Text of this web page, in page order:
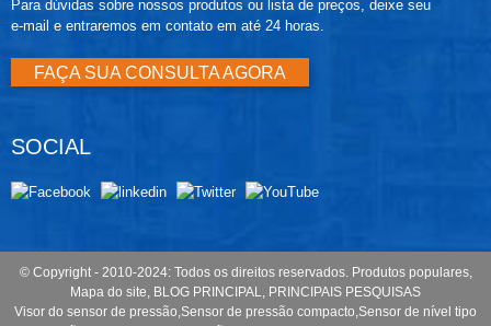
Para dúvidas sobre nossos produtos ou lista de preços, deixe seu
e-mail e entraremos em contato em até 24 horas.
FAÇA SUA CONSULTA AGORA
SOCIAL
© Copyright - 2010-2024: Todos os direitos reservados. Produtos populares,
Mapa do site, BLOG PRINCIPAL, PRINCIPAIS PESQUISAS
Visor do sensor de pressão,Sensor de pressão compacto,Sensor de nível tipo